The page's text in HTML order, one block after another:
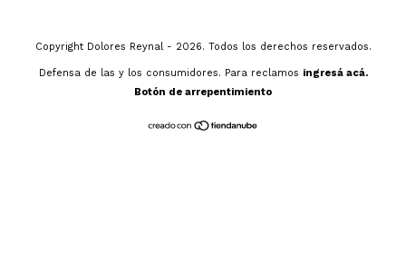
Copyright Dolores Reynal - 2026. Todos los derechos reservados.
Defensa de las y los consumidores. Para reclamos ingresá acá.
Botón de arrepentimiento